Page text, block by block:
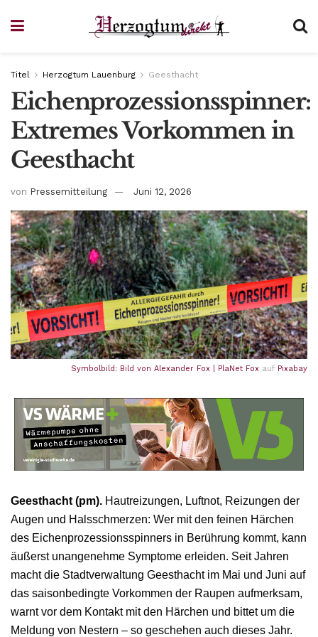
Titel Herzogtum Lauenburg Geesthacht
Eichenprozessionsspinner:
Extremes Vorkommen in
Geesthacht
von Pressemitteilung Juni 12, 2026
Symbolbild: Bild von Alexander Fox | PlaNet Fox auf Pixabay
Geesthacht (pm). Hautreizungen, Luftnot, Reizungen der
Augen und Halsschmerzen: Wer mit den feinen Härchen
des Eichenprozessionsspinners in Berührung kommt, kann
äußerst unangenehme Symptome erleiden. Seit Jahren
macht die Stadtverwaltung Geesthacht im Mai und Juni auf
das saisonbedingte Vorkommen der Raupen aufmerksam,
warnt vor dem Kontakt mit den Härchen und bittet um die
Meldung von Nestern – so geschehen auch dieses Jahr.